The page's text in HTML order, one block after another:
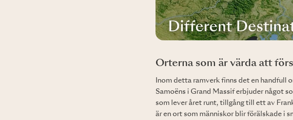
Orterna som är värda att
Inom detta ramverk finns det en handfull
Samoëns i Grand Massif erbjuder något
som lever året runt, tillgång till ett av
är en ort som människor blir förälskade i